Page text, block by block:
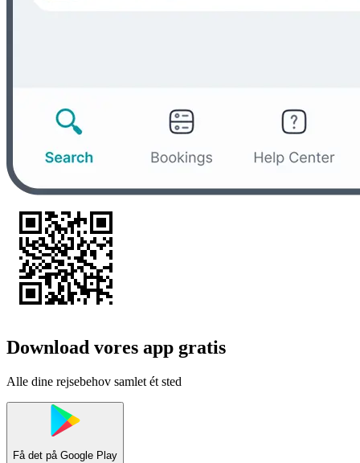
Download vores app gratis
Alle dine rejsebehov samlet ét sted
Få det på Google Play